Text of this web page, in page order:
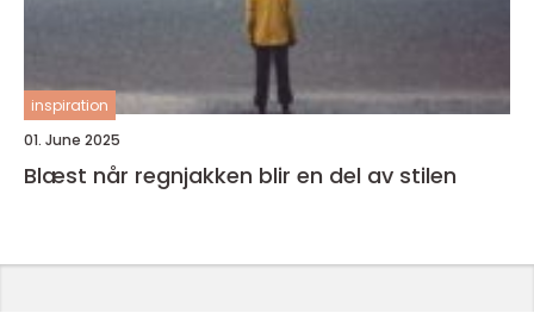
inspiration
01. June 2025
Blæst når regnjakken blir en del av stilen